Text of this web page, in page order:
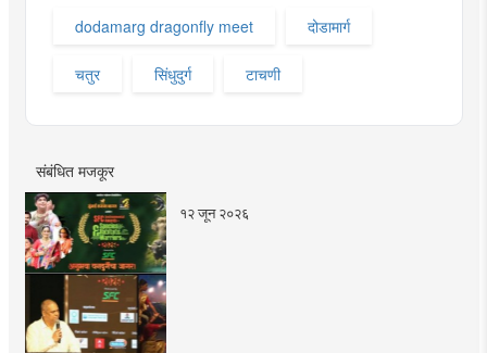
dodamarg dragonfly meet दोडामार्ग
चतुर सिंधुदुर्ग टाचणी
संबंधित मजकूर
१२ जून २०२६